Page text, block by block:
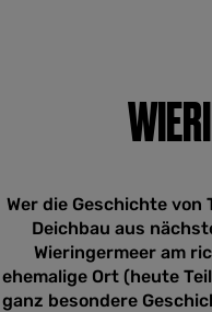
Wer die Geschichte
Deichbau aus
Wieringermeer am
ehemalige Ort (heute
ganz besondere